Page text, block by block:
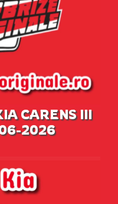
CARENS III
2026